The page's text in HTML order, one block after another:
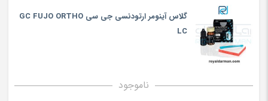
گلاس آینومر ارتودنسی جی سی GC FUJO ORTHO
LC
ناموجود